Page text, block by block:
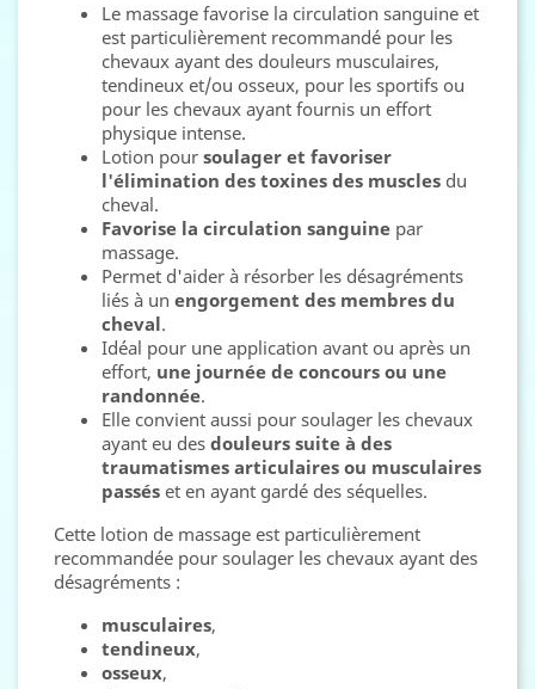
Le massage favorise la circulation sanguine et
est particulièrement recommandé pour les
chevaux ayant des douleurs musculaires,
tendineux et/ou osseux, pour les sportifs ou
pour les chevaux ayant fournis un effort
physique intense.
Lotion pour soulager et favoriser
l'élimination des toxines des muscles du
cheval.
Favorise la circulation sanguine par
massage.
Permet d'aider à résorber les désagréments
liés à un engorgement des membres du
cheval.
Idéal pour une application avant ou après un
effort, une journée de concours ou une
randonnée.
Elle convient aussi pour soulager les chevaux
ayant eu des douleurs suite à des
traumatismes articulaires ou musculaires
passés et en ayant gardé des séquelles.
Cette lotion de massage est particulièrement
recommandée pour soulager les chevaux ayant des
désagréments :
musculaires,
tendineux,
osseux,